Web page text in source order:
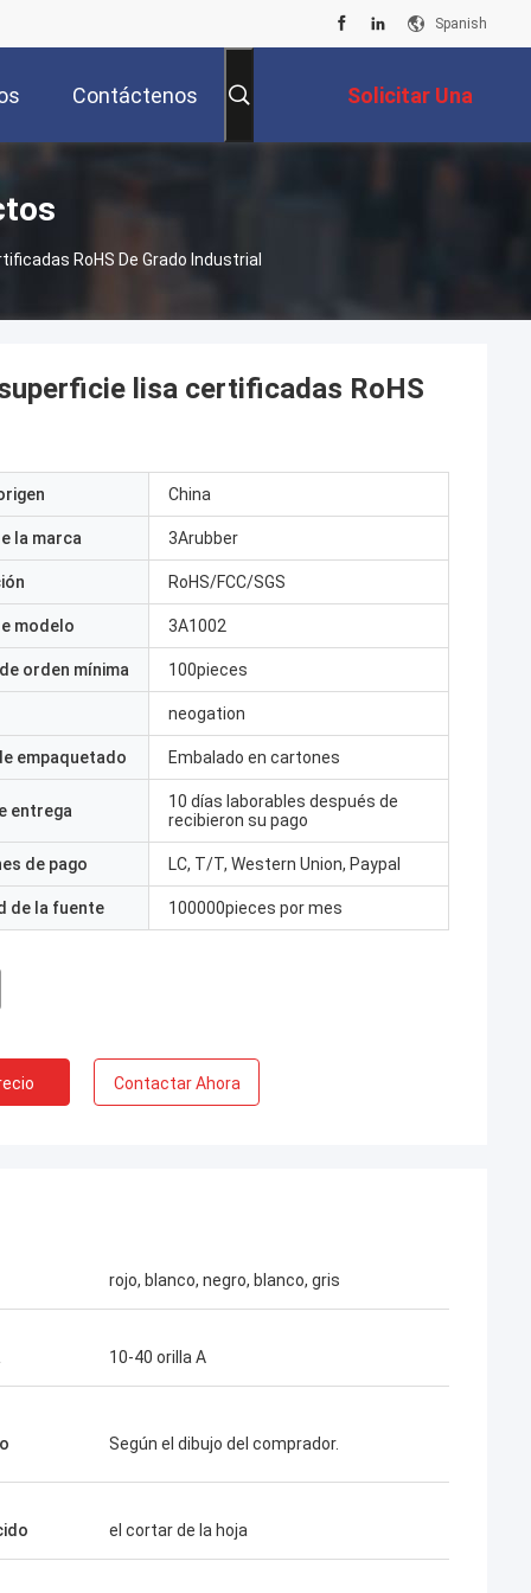
Spanish
Contáctenos Solicitar Una
Cotización
RoHS De Grado Industrial
lisa certificadas RoHS
China
la marca 3Arubber
RoHS/FCC/SGS
modelo 3A1002
orden mínima 100pieces
neogation
empaquetado Embalado en cartones
entrega
10 días laborables después de
recibieron su pago
de pago LC, T/T, Western Union, Paypal
de la fuente 100000pieces por mes
Contactar Ahora
rojo, blanco, negro, blanco, gris
10-40 orilla A
Según el dibujo del comprador.
el cortar de la hoja